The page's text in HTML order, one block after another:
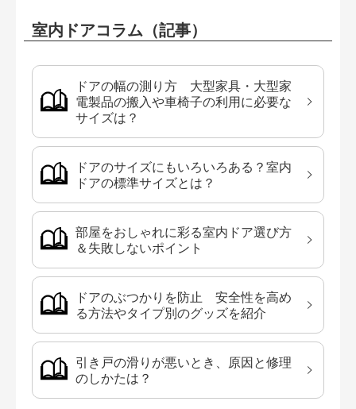
室内ドアコラム（記事）
ドアの幅の測り方 大型家具・大型家
電製品の搬入や車椅子の利用に必要な
サイズは？
ドアのサイズにもいろいろある？室内
ドアの標準サイズとは？
部屋をおしゃれに彩る室内ドア選び方
＆失敗しないポイント
ドアのぶつかりを防止 安全性を高め
る方法やタイプ別のグッズを紹介
引き戸の滑りが悪いとき、原因と修理
のしかたは？